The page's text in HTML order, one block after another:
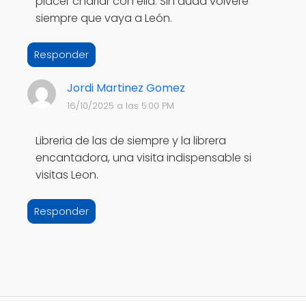
siempre que vaya a León.
Responder
Jordi Martinez Gomez
16/10/2025 a las 5:00 PM
Libreria de las de siempre y la librera
encantadora, una visita indispensable si
visitas Leon.
Responder